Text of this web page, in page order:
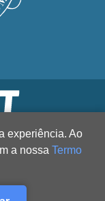
experiência. Ao
a nossa Termo